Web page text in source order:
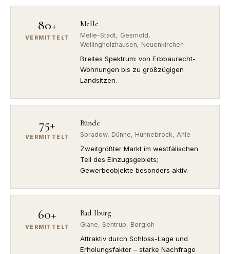
80+
VERMITTELT
Melle
Melle-Stadt, Gesmold,
Wellingholzhausen, Neuenkirchen
Breites Spektrum: von Erbbaurecht-
Wohnungen bis zu großzügigen
Landsitzen.
75+
VERMITTELT
Bünde
Spradow, Dünne, Hunnebrock, Ahle
Zweitgrößter Markt im westfälischen
Teil des Einzugsgebiets;
Gewerbeobjekte besonders aktiv.
60+
VERMITTELT
Bad Iburg
Glane, Sentrup, Borgloh
Attraktiv durch Schloss-Lage und
Erholungsfaktor – starke Nachfrage